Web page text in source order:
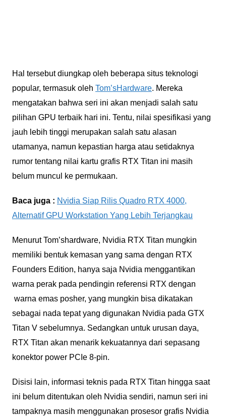
Hal tersebut diungkap oleh beberapa situs teknologi
popular, termasuk oleh Tom’sHardware. Mereka
mengatakan bahwa seri ini akan menjadi salah satu
pilihan GPU terbaik hari ini. Tentu, nilai spesifikasi yang
jauh lebih tinggi merupakan salah satu alasan
utamanya, namun kepastian harga atau setidaknya
rumor tentang nilai kartu grafis RTX Titan ini masih
belum muncul ke permukaan.
Baca juga : Nvidia Siap Rilis Quadro RTX 4000,
Alternatif GPU Workstation Yang Lebih Terjangkau
Menurut Tom’shardware, Nvidia RTX Titan mungkin
memiliki bentuk kemasan yang sama dengan RTX
Founders Edition, hanya saja Nvidia menggantikan
warna perak pada pendingin referensi RTX dengan
warna emas posher, yang mungkin bisa dikatakan
sebagai nada tepat yang digunakan Nvidia pada GTX
Titan V sebelumnya. Sedangkan untuk urusan daya,
RTX Titan akan menarik kekuatannya dari sepasang
konektor power PCIe 8-pin.
Disisi lain, informasi teknis pada RTX Titan hingga saat
ini belum ditentukan oleh Nvidia sendiri, namun seri ini
tampaknya masih menggunakan prosesor grafis Nvidia